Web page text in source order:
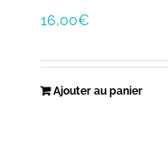
16,00€
Ajouter au panier